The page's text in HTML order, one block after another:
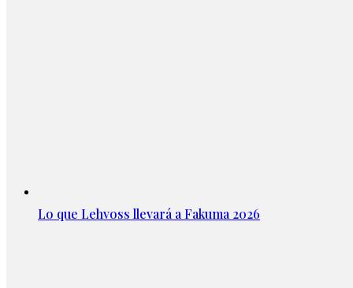
Lo que Lehvoss llevará a Fakuma 2026